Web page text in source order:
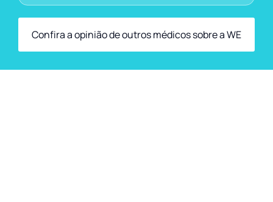
Confira a opinião de outros médicos sobre a WE